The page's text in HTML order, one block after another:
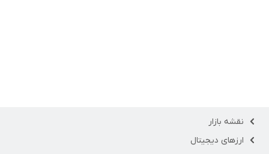
نقشه بازار
ارزهای دیجیتال